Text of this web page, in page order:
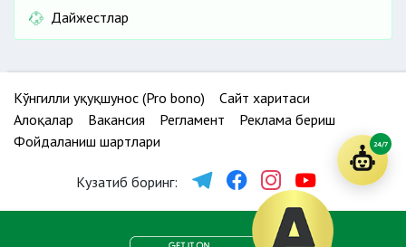
Дайжестлар
Кўнгилли ҳуқуқшунос (Pro bono)
Сайт харитаси
Алоқалар
Вакансия Регламент
Реклама бериш
Фойдаланиш шартлари
Кузатиб боринг:
24/7